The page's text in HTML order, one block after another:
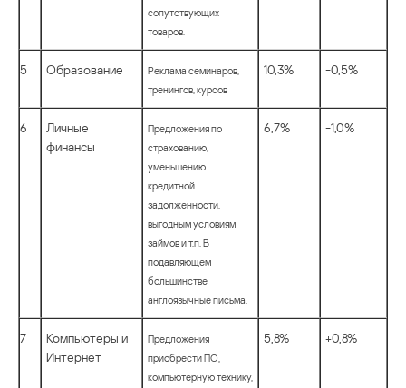
сопутствующих
товаров.
5 Образование
Реклама семинаров,
тренингов, курсов
10,3% -0,5%
6
Личные
финансы
Предложения по
страхованию,
уменьшению
кредитной
задолженности,
выгодным условиям
займов и т.п. В
подавляющем
большинстве
англоязычные письма.
6,7% -1,0%
7
Компьютеры и
Интернет
Предложения
приобрести ПО,
компьютерную технику,
5,8% +0,8%